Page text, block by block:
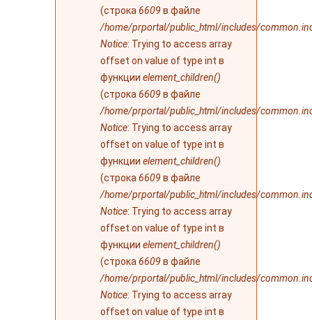
(строка 6609 в файле
/home/prportal/public_html/includes/
Notice: Trying to access array
offset on value of type int в
функции element_children()
(строка 6609 в файле
/home/prportal/public_html/includes/
Notice: Trying to access array
offset on value of type int в
функции element_children()
(строка 6609 в файле
/home/prportal/public_html/includes/
Notice: Trying to access array
offset on value of type int в
функции element_children()
(строка 6609 в файле
/home/prportal/public_html/includes/
Notice: Trying to access array
offset on value of type int в